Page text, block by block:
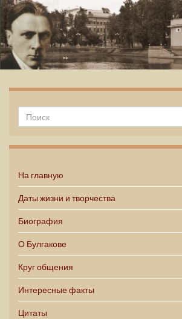
На главную
Даты жизни и творчества
Биография
О Булгакове
Круг общения
Интересные факты
Цитаты